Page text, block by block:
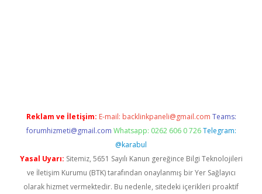
Reklam ve İletişim: E-mail: backlinkpaneli@gmail.com Teams:
forumhizmeti@gmail.com Whatsapp: 0262 606 0 726 Telegram:
@karabul
Yasal Uyarı: Sitemiz, 5651 Sayılı Kanun gereğince Bilgi Teknolojileri
ve İletişim Kurumu (BTK) tarafından onaylanmış bir Yer Sağlayıcı
olarak hizmet vermektedir. Bu nedenle, sitedeki içerikleri proaktif